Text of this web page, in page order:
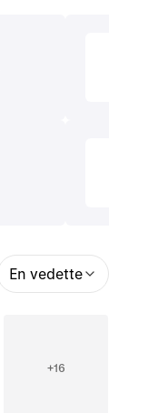
En vedette
+16